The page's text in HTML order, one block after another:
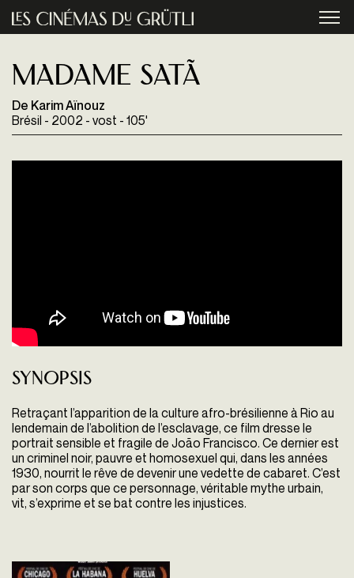
Aller au contenu principal
Madame Satã
De Karim Aïnouz
Brésil - 2002 - vost - 105'
Synopsis
Retraçant l’apparition de la culture afro-brésilienne à Rio au
lendemain de l’abolition de l’esclavage, ce film dresse le
portrait sensible et fragile de João Francisco. Ce dernier est
un criminel noir, pauvre et homosexuel qui, dans les années
1930, nourrit le rêve de devenir une vedette de cabaret. C’est
par son corps que ce personnage, véritable mythe urbain,
vit, s’exprime et se bat contre les injustices.